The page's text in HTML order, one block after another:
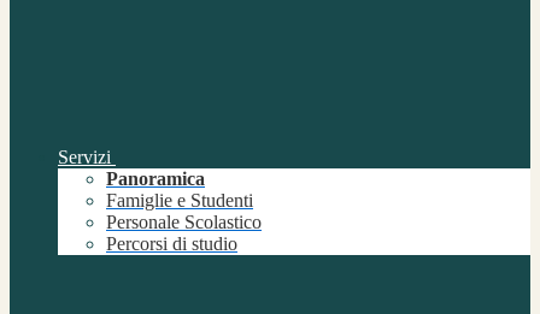
Servizi
Panoramica
Famiglie e Studenti
Personale Scolastico
Percorsi di studio